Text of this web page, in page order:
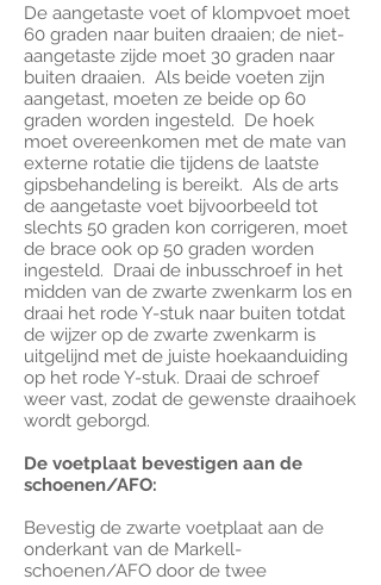
De aangetaste voet of klompvoet moet
60 graden naar buiten draaien; de niet-
aangetaste zijde moet 30 graden naar
buiten draaien. Als beide voeten zijn
aangetast, moeten ze beide op 60
graden worden ingesteld. De hoek
moet overeenkomen met de mate van
externe rotatie die tijdens de laatste
gipsbehandeling is bereikt. Als de arts
de aangetaste voet bijvoorbeeld tot
slechts 50 graden kon corrigeren, moet
de brace ook op 50 graden worden
ingesteld. Draai de inbusschroef in het
midden van de zwarte zwenkarm los en
draai het rode Y-stuk naar buiten totdat
de wijzer op de zwarte zwenkarm is
uitgelijnd met de juiste hoekaanduiding
op het rode Y-stuk. Draai de schroef
weer vast, zodat de gewenste draaihoek
wordt geborgd.
De voetplaat bevestigen aan de
schoenen/AFO:
Bevestig de zwarte voetplaat aan de
onderkant van de Markell-
schoenen/AFO door de twee